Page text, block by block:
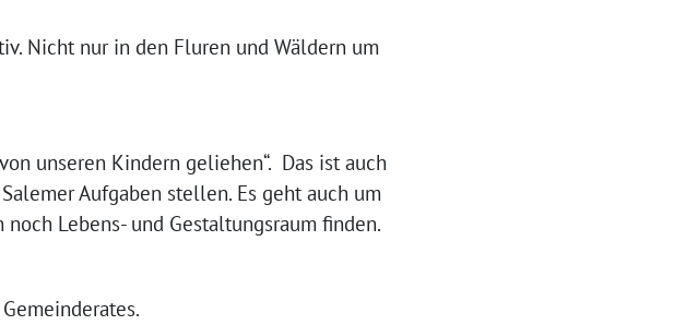
Nicht nur in den Fluren und Wäldern um
unse­ren Kindern gelie­hen“. Das ist auch
Aufgaben stel­len. Es geht auch um
Lebens- und Gestaltungsraum finden.